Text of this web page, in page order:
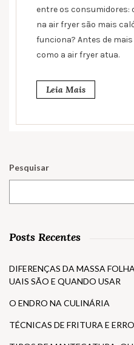
entre os
na air fryer são mais
funciona? Antes de
como a air fryer atua.
Leia Mais
Pesquisar
Posts Recentes
DIFERENÇAS DA MASSA
UAIS SÃO E QUANDO USAR
O ENDRO NA CULINÁRIA
TÉCNICAS DE FRITURA E